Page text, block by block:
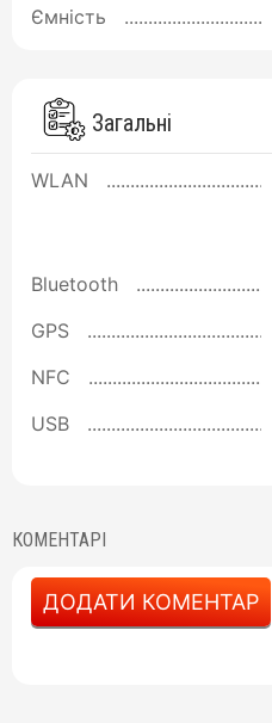
Ємність
Загальні
WLAN
Bluetooth
GPS
NFC
USB
КОМЕНТАРІ
ДОДАТИ КОМЕНТАР